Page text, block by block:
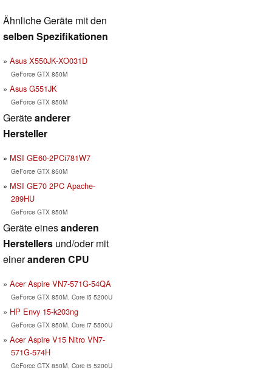
Ähnliche Geräte mit den
selben Spezifikationen
Asus X550JK-XO031D
GeForce GTX 850M
Asus G551JK
GeForce GTX 850M
Geräteanderer
Hersteller
MSI GE60-2PCi781W7
GeForce GTX 850M
MSI GE70 2PC Apache-
289HU
GeForce GTX 850M
Geräte einesanderen
Herstellers und/oder mit
eineranderen CPU
Acer Aspire VN7-571G-54QA
GeForce GTX 850M, Core i5 5200U
HP Envy 15-k203ng
GeForce GTX 850M, Core i7 5500U
Acer Aspire V15 Nitro VN7-
571G-574H
GeForce GTX 850M, Core i5 5200U